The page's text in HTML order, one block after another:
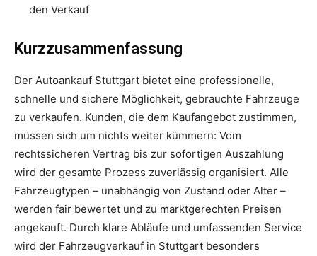
den Verkauf
Kurzzusammenfassung
Der Autoankauf Stuttgart bietet eine professionelle,
schnelle und sichere Möglichkeit, gebrauchte Fahrzeuge
zu verkaufen. Kunden, die dem Kaufangebot zustimmen,
müssen sich um nichts weiter kümmern: Vom
rechtssicheren Vertrag bis zur sofortigen Auszahlung
wird der gesamte Prozess zuverlässig organisiert. Alle
Fahrzeugtypen – unabhängig von Zustand oder Alter –
werden fair bewertet und zu marktgerechten Preisen
angekauft. Durch klare Abläufe und umfassenden Service
wird der Fahrzeugverkauf in Stuttgart besonders